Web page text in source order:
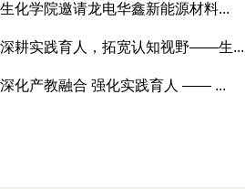
生化学院邀请龙电华鑫新能源材料...
深耕实践育人，拓宽认知视野——生...
深化产教融合 强化实践育人 —— ...